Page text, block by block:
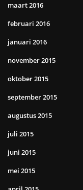
maart 2016
februari 2016
januari 2016
november 2015
oktober 2015
september 2015
augustus 2015
juli 2015
juni 2015
mei 2015